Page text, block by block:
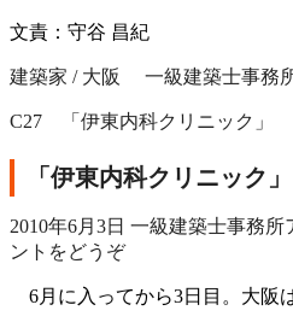
文責：守谷 昌紀
建築家 / 大阪 一級建築士事務
C27 「伊東内科クリニック」
「伊東内科クリニック
2010年6月3日 一級建築士事務
ントをどうぞ
6月に入ってから3日目。大阪